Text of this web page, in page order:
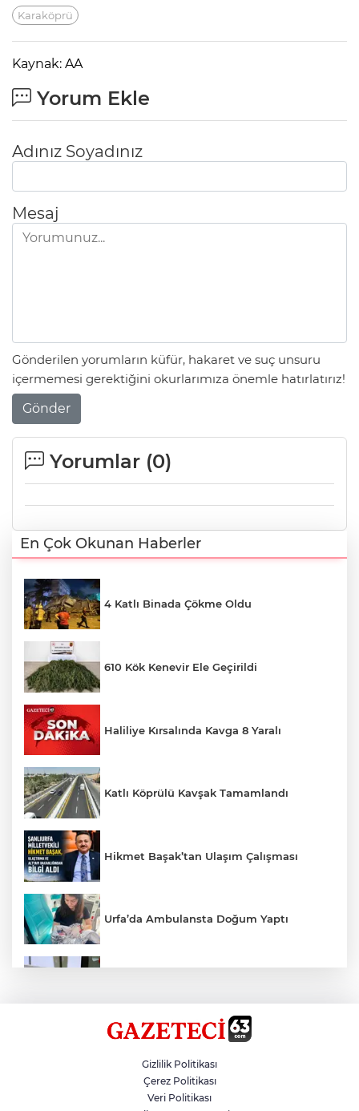
Karaköprü
Kaynak: AA
Yorum Ekle
Adınız Soyadınız
Mesaj
Gönderilen yorumların küfür, hakaret ve suç unsuru
içermemesi gerektiğini okurlarımıza önemle hatırlatırız!
Gönder
Yorumlar (0)
En Çok Okunan Haberler
4 Katlı Binada Çökme Oldu
610 Kök Kenevir Ele Geçirildi
Haliliye Kırsalında Kavga 8 Yaralı
Katlı Köprülü Kavşak Tamamlandı
Hikmet Başak’tan Ulaşım Çalışması
Urfa’da Ambulansta Doğum Yaptı
Sezon 18 Ağustos'ta Başlayacak
Fenerbahçe, Avantaj Elde Etti
Gizlilik Politikası
Çerez Politikası
Veri Politikası